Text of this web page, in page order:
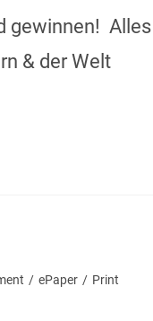
gewinnen! Alles
& der Welt​
/ ePaper / Print